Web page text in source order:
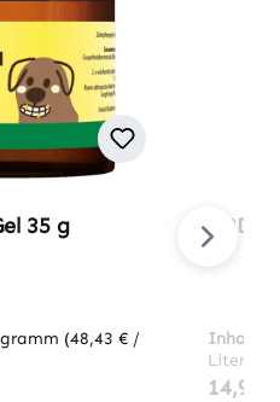
35 g
(48,43 € /
CBD
Inhalt:
Liter)
14,95 €